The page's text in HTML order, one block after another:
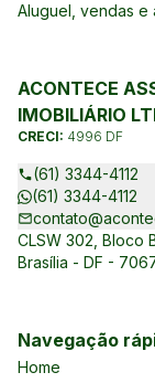
Aluguel, vendas e
ACONTECE
IMOBILIÁRIO
CRECI: 4996 DF
(61) 3344-4112
(61) 3344-4112
CLSW 302, Bloco
Brasília - DF -
Navegação
Home